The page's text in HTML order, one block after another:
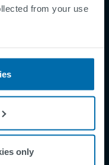
from your use
only